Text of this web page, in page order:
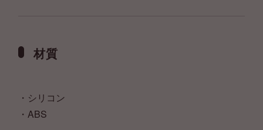
材質
・シリコン
・ABS